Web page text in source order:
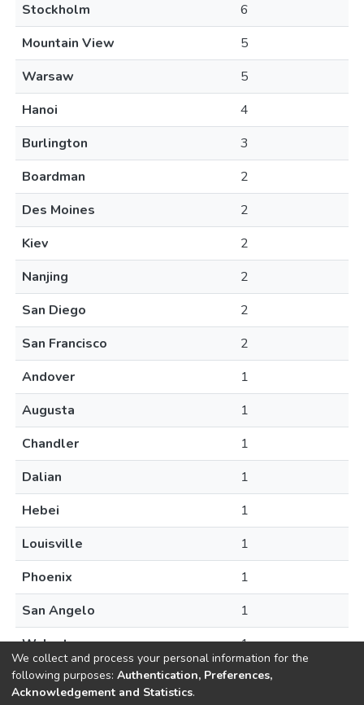
Stockholm
6
Mountain View
5
Warsaw
5
Hanoi
4
Burlington
3
Boardman
2
Des Moines
2
Kiev
2
Nanjing
2
San Diego
2
San Francisco
2
Andover
1
Augusta
1
Chandler
1
Dalian
1
Hebei
1
Louisville
1
Phoenix
1
San Angelo
1
Walnut
1
We collect and process your personal information for the
following purposes: Authentication, Preferences,
Acknowledgement and Statistics.